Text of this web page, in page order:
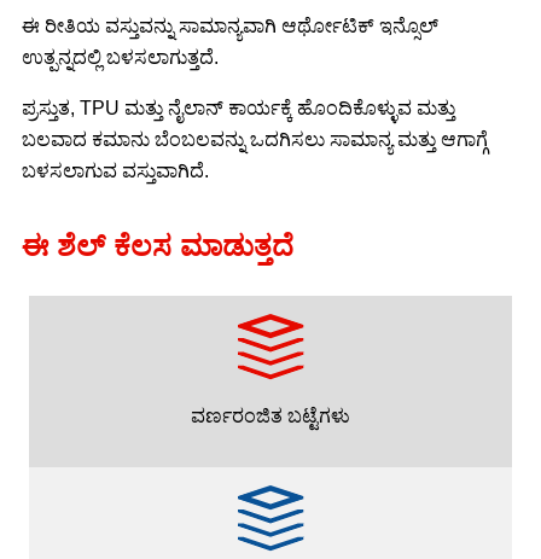
ಈ ರೀತಿಯ ವಸ್ತುವನ್ನು ಸಾಮಾನ್ಯವಾಗಿ ಆರ್ಥೋಟಿಕ್ ಇನ್ಸೊಲ್
ಉತ್ಪನ್ನದಲ್ಲಿ ಬಳಸಲಾಗುತ್ತದೆ.
ಪ್ರಸ್ತುತ, TPU ಮತ್ತು ನೈಲಾನ್ ಕಾರ್ಯಕ್ಕೆ ಹೊಂದಿಕೊಳ್ಳುವ ಮತ್ತು
ಬಲವಾದ ಕಮಾನು ಬೆಂಬಲವನ್ನು ಒದಗಿಸಲು ಸಾಮಾನ್ಯ ಮತ್ತು ಆಗಾಗ್ಗೆ
ಬಳಸಲಾಗುವ ವಸ್ತುವಾಗಿದೆ.
ಈ ಶೆಲ್ ಕೆಲಸ ಮಾಡುತ್ತದೆ
ವರ್ಣರಂಜಿತ ಬಟ್ಟೆಗಳು